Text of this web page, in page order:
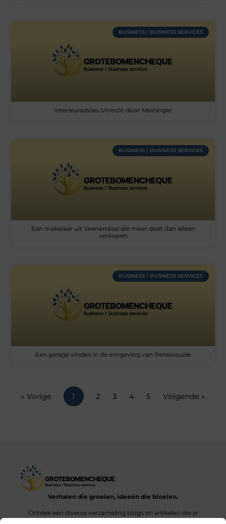
BUSINESS / BUSINESS SERVICES
Interieuradvies Utrecht door Meininger
BUSINESS / BUSINESS SERVICES
Een makelaar uit Veenendaal die meer doet dan alleen
verkopen
BUSINESS / BUSINESS SERVICES
Een garage vinden in de omgeving van Renswoude
« Vorige 1 2 3 4 5 Volgende »
Verhalen die groeien, ideeën die bloeien.
Ontdek een diverse verzameling blogs en artikelen die je